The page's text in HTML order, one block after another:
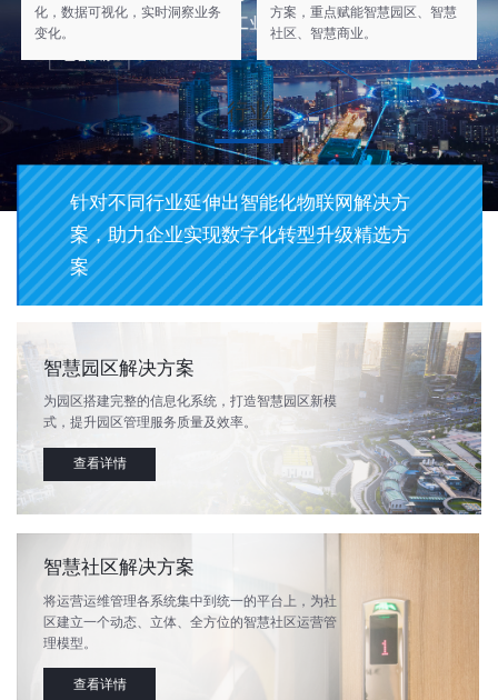
化，数据可视化，实时洞察业务
变化。
方案，重点赋能智慧园区、智慧
社区、智慧商业。
行业
针对不同行业延伸出智能化物联网解决方
案，助力企业实现数字化转型升级精选方
案
智慧园区解决方案
为园区搭建完整的信息化系统，打造智慧园区新模
式，提升园区管理服务质量及效率。
查看详情
智慧社区解决方案
将运营运维管理各系统集中到统一的平台上，为社
区建立一个动态、立体、全方位的智慧社区运营管
理模型。
查看详情